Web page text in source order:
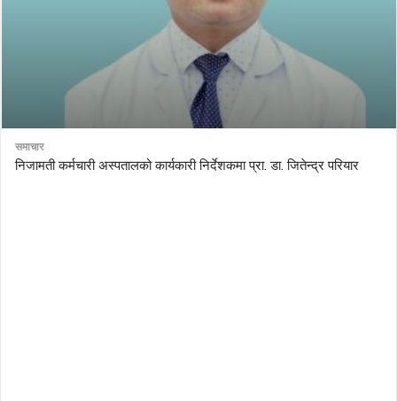
समाचार
निजामती कर्मचारी अस्पतालको कार्यकारी निर्देशकमा प्रा. डा. जितेन्द्र परियार